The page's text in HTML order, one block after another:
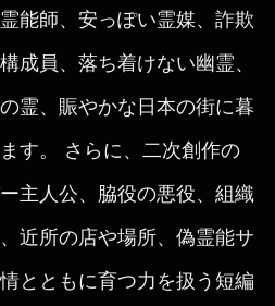
能師、安っぽい霊媒、詐欺
成員、落ち着けない幽霊、
霊、賑やかな日本の街に暮
す。 さらに、二次創作の
主人公、脇役の悪役、組織
近所の店や場所、偽霊能サ
とともに育つ力を扱う短編